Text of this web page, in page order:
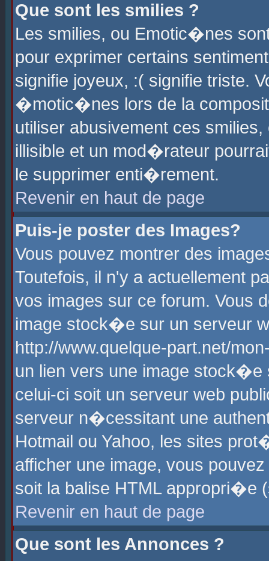
Que sont les smilies ?
Les smilies, ou Emotic�nes
pour exprimer certains
signifie joyeux, :( signifie triste.
�motic�nes lors de la
utiliser abusivement ces
illisible et un mod�rateur
le supprimer enti�rement.
Revenir en haut de page
Puis-je poster des Images?
Vous pouvez montrer des
Toutefois, il n'y a actuellement
vos images sur ce forum. Vous
image stock�e sur un serveur
http://www.quelque-part.net/
un lien vers une image
celui-ci soit un serveur web
serveur n�cessitant une
Hotmail ou Yahoo, les sites
afficher une image, vous
soit la balise HTML
Revenir en haut de page
Que sont les Annonces ?